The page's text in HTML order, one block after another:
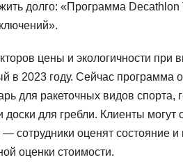
долго: «Программа Decathlon
цены и экологичности
в 2023 году. Сейчас программа
для ракеточных видов
доски для гребли. Клиенты
сотрудники оценят состояние
оценки стоимости.